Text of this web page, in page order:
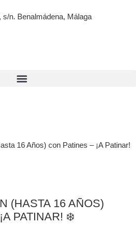
s/n. Benalmádena, Málaga
16 Años) con Patines – ¡A Patinar!
(HASTA 16 AÑOS)
PATINAR! ❄️